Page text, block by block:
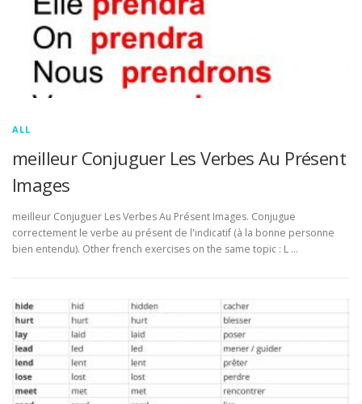
ALL
meilleur Conjuguer Les Verbes Au Présent
Images
meilleur Conjuguer Les Verbes Au Présent Images. Conjugue
correctement le verbe au présent de l'indicatif (à la bonne personne
bien entendu). Other french exercises on the same topic : L …